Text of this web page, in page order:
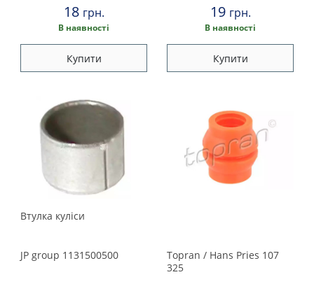
Toyota
Volkswagen
18 грн.
В наявності
Купити
19 грн.
В наявності
Купити
Втулка кулiси
JP group 1131500500 Topran / Hans Pries 107
325